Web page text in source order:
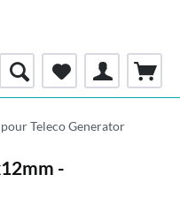
Teleco Generator
-